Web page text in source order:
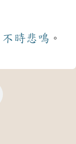
不時悲鳴 。